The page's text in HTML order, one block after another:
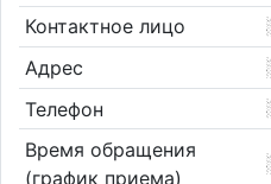
Контактное лицо
Адрес
Телефон
Время обращения
(график приема)